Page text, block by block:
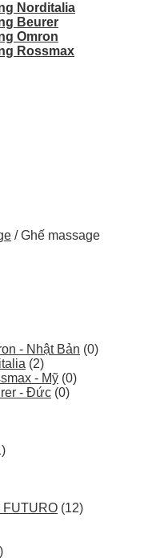
Norditalia
Beurer
Omron
Rossmax
/Ghế massage
- Nhật Bản (0)
(2)
- Mỹ (0)
- Đức (0)
FUTURO (12)